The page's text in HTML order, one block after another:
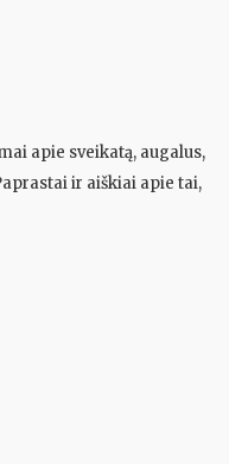
apie sveikatą, augalus,
ir aiškiai apie tai,